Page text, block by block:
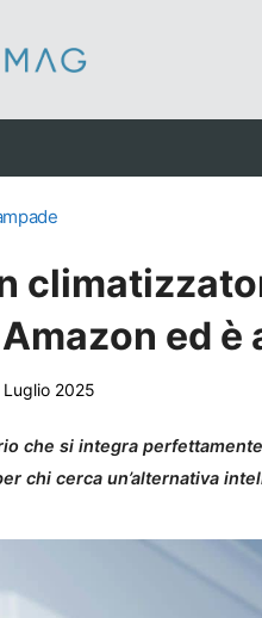
ed
Luglio 2025
che si integra
chi cerca un’alternativa